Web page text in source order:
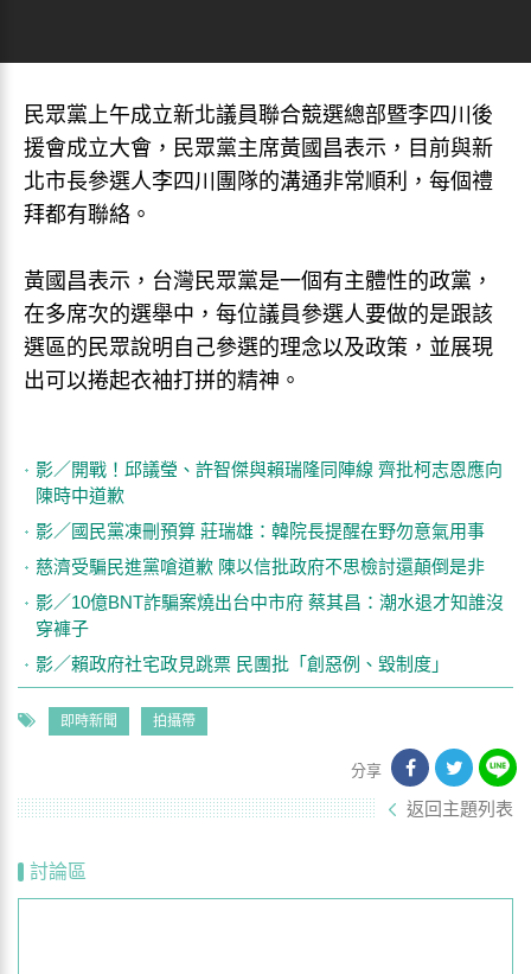
民眾黨上午成立新北議員聯合競選總部暨李四川後
援會成立大會，民眾黨主席黃國昌表示，目前與新
北市長參選人李四川團隊的溝通非常順利，每個禮
拜都有聯絡。
黃國昌表示，台灣民眾黨是一個有主體性的政黨，
在多席次的選舉中，每位議員參選人要做的是跟該
選區的民眾說明自己參選的理念以及政策，並展現
出可以捲起衣袖打拼的精神。
影／開戰！邱議瑩、許智傑與賴瑞隆同陣線 齊批柯志恩應向
陳時中道歉
影／國民黨凍刪預算 莊瑞雄：韓院長提醒在野勿意氣用事
慈濟受騙民進黨嗆道歉 陳以信批政府不思檢討還顛倒是非
影／10億BNT詐騙案燒出台中市府 蔡其昌：潮水退才知誰沒
穿褲子
影／賴政府社宅政見跳票 民團批「創惡例、毀制度」
即時新聞 拍攝帶
分享
返回主題列表
討論區